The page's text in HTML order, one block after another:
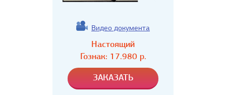
Видео документа
Настоящий
Гознак: 17.980р.